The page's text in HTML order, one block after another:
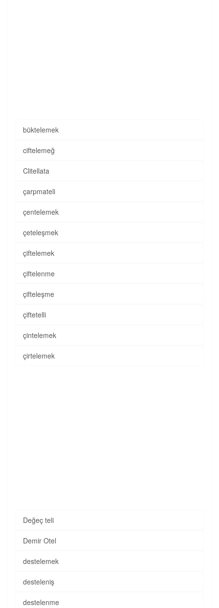
büktelemek
ciftelemeğ
Clitellata
çarpmateli
çentelemek
çeteleşmek
çiftelemek
çiftelenme
çifteleşme
çiftetelli
çintelemek
çirtelemek
Değeç teli
Demir Otel
destelemek
desteleniş
destelenme